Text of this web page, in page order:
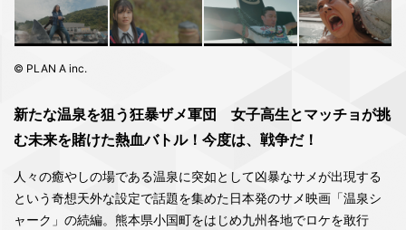
© PLAN A inc.
新たな温泉を狙う狂暴ザメ軍団 女子高生とマッチョが挑
む未来を賭けた熱血バトル！今度は、戦争だ！
人々の癒やしの場である温泉に突如として凶暴なサメが出現する
という奇想天外な設定で話題を集めた日本発のサメ映画「温泉シ
ャーク」の続編。熊本県小国町をはじめ九州各地でロケを敢行